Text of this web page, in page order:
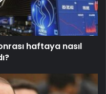
haftaya nasıl